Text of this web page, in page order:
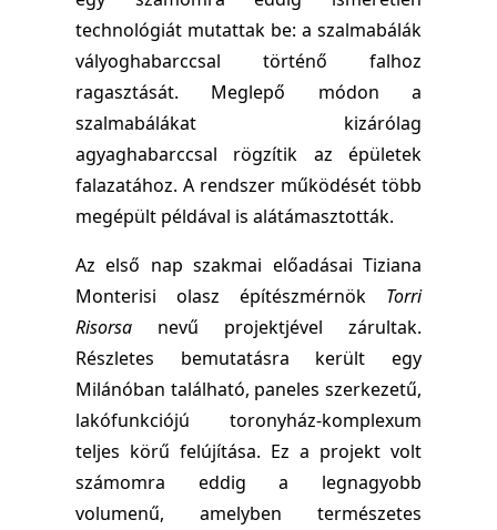
technológiát mutattak be: a szalmabálák
vályoghabarccsal történő falhoz
ragasztását. Meglepő módon a
szalmabálákat kizárólag
agyaghabarccsal rögzítik az épületek
falazatához. A rendszer működését több
megépült példával is alátámasztották.
Az első nap szakmai előadásai Tiziana
Monterisi olasz építészmérnök Torri
Risorsa nevű projektjével zárultak.
Részletes bemutatásra került egy
Milánóban található, paneles szerkezetű,
lakófunkciójú toronyház-komplexum
teljes körű felújítása. Ez a projekt volt
számomra eddig a legnagyobb
volumenű, amelyben természetes